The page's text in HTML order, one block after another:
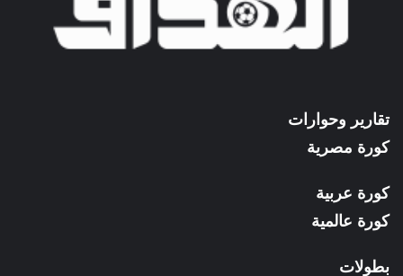
تقارير وحوارات
كورة مصرية
كورة عربية
كورة عالمية
بطولات